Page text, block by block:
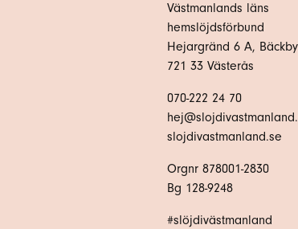
Västmanlands läns
hemslöjdsförbund
Hejargränd 6 A,
721 33 Västerås
070-222 24 70
slojdivastmanland.se
Orgnr 878001-2830
Bg 128-9248
#slöjdivästmanland